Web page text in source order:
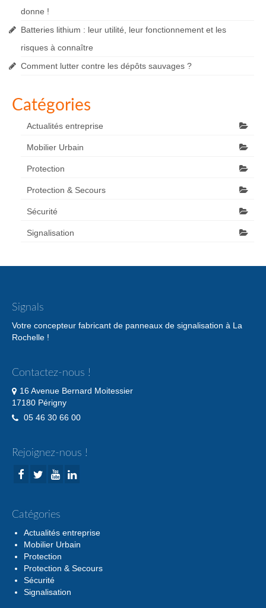
donne !
Batteries lithium : leur utilité, leur fonctionnement et les
risques à connaître
Comment lutter contre les dépôts sauvages ?
Catégories
Actualités entreprise
Mobilier Urbain
Protection
Protection & Secours
Sécurité
Signalisation
Signals
Votre concepteur fabricant de panneaux de signalisation à La
Rochelle !
Contactez-nous !
16 Avenue Bernard Moitessier
17180 Périgny
05 46 30 66 00
Rejoignez-nous !
Catégories
Actualités entreprise
Mobilier Urbain
Protection
Protection & Secours
Sécurité
Signalisation